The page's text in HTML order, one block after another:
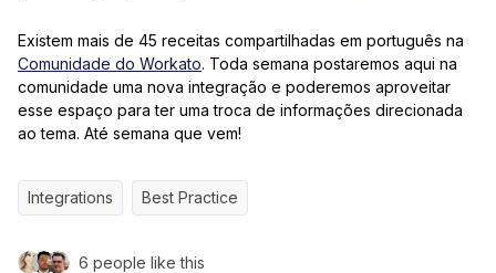
Existem mais de 45 receitas compartilhadas em português na
Comunidade do Workato. Toda semana postaremos aqui na
comunidade uma nova integração e poderemos aproveitar
esse espaço para ter uma troca de informações direcionada
ao tema. Até semana que vem!
Integrations Best Practice
6 people like this